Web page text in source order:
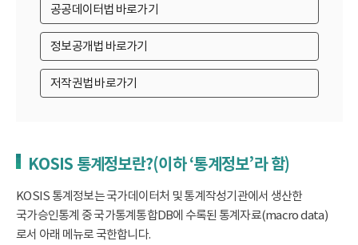
공공데이터법 바로가기
정보공개법 바로가기
저작권법 바로가기
KOSIS 통계정보란?(이하 ‘통계정보’라 함)
KOSIS 통계정보는 국가데이터처 및 통계작성기관에서 생산한
국가승인통계 중 국가통계통합DB에 수록된 통계자료(macro data)
로서 아래 메뉴로 국한합니다.